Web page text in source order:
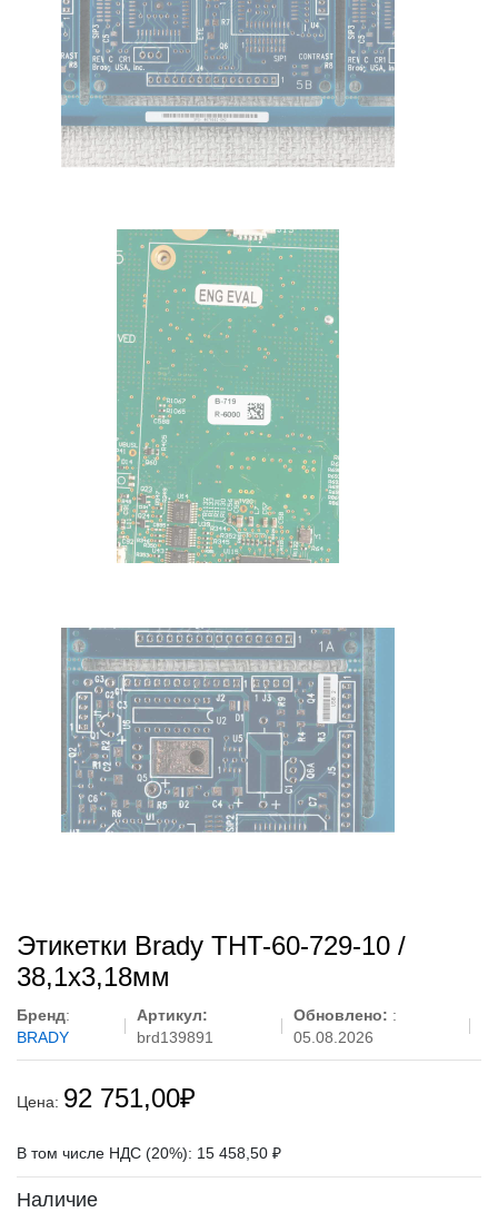
Этикетки Brady THT-60-729-10 /
38,1x3,18мм
Бренд:
BRADY
Артикул:
brd139891
Обновлено: :
05.08.2026
Цена: 92 751,00₽
В том числе НДС (20%): 15 458,50 ₽
Наличие